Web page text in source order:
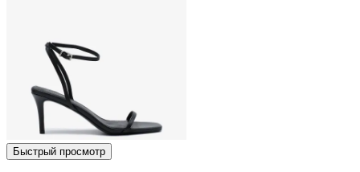
Быстрый просмотр